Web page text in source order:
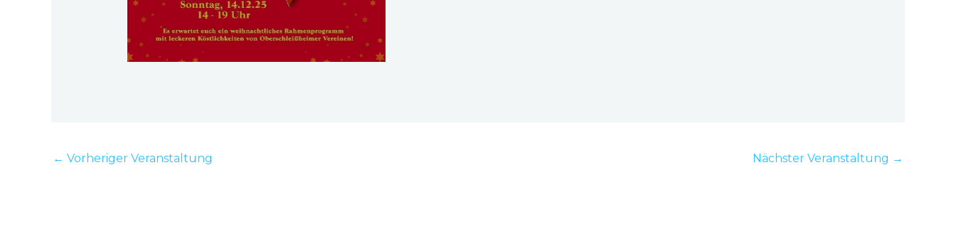
← Vorheriger Veranstaltung Nächster Veranstaltung →